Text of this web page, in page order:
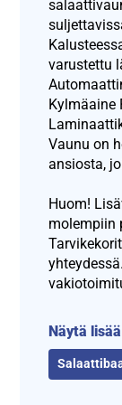
varustettu
Kylmäaine
Vaunu on
ansiosta,
Huom!
molempiin
Näytä